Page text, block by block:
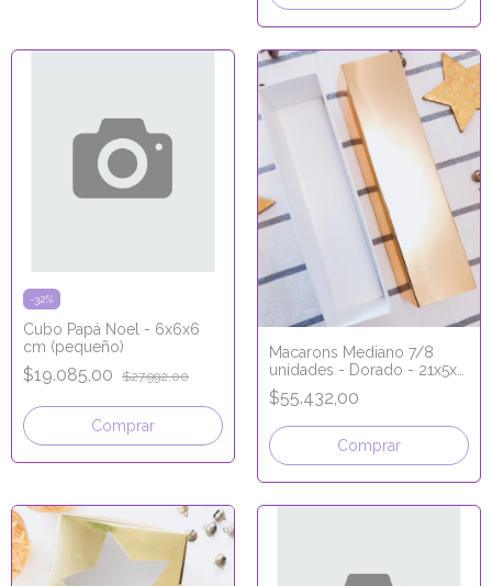
-32%
Cubo Papá Noel - 6x6x6
cm (pequeño)
$19.085,00 $27.992,00
Comprar
Macarons Mediano 7/8
unidades - Dorado - 21x5x5
cm
$55.432,00
Comprar